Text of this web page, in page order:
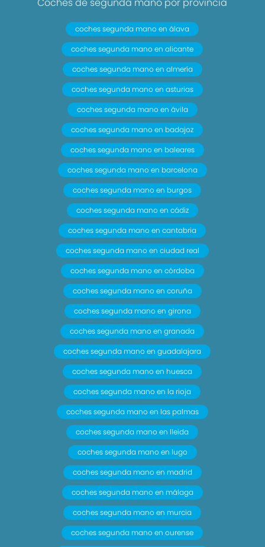
coches segunda mano en álava
coches segunda mano en alicante
coches segunda mano en almería
coches segunda mano en asturias
coches segunda mano en ávila
coches segunda mano en badajoz
coches segunda mano en baleares
coches segunda mano en barcelona
coches segunda mano en burgos
coches segunda mano en cádiz
coches segunda mano en cantabria
coches segunda mano en ciudad real
coches segunda mano en córdoba
coches segunda mano en coruña
coches segunda mano en girona
coches segunda mano en granada
coches segunda mano en guadalajara
coches segunda mano en huesca
coches segunda mano en la rioja
coches segunda mano en las palmas
coches segunda mano en lleida
coches segunda mano en lugo
coches segunda mano en madrid
coches segunda mano en málaga
coches segunda mano en murcia
coches segunda mano en ourense